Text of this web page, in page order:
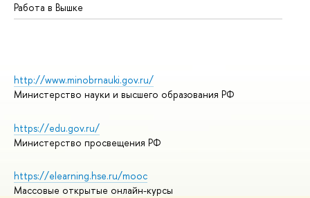
Работа в Вышке
http://www.minobrnauki.gov.ru/
Министерство науки и высшего образования РФ
https://edu.gov.ru/
Министерство просвещения РФ
https://elearning.hse.ru/mooc
Массовые открытые онлайн-курсы